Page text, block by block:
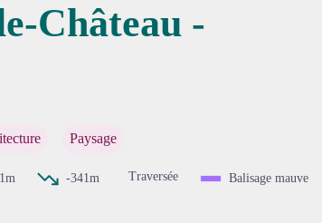
Château -
Paysage
-341m Traversée Balisage mauve